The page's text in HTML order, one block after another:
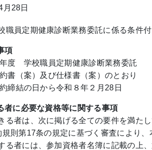
28日
員定期健康診断業務委託に係る条件
項
度 学校職員定期健康診断業務委託
書（案）及び仕様書（案）のとおり
締結の日から令和８年２月28日
者に必要な資格等に関する事項
る者は、次に掲げる全ての要件を満た
規則第17条の規定に基づく審査により
る者には、参加資格者名簿に記載の上、